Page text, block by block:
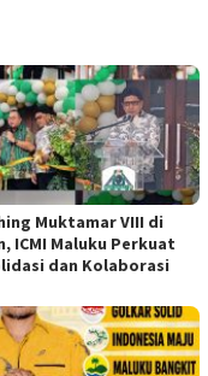
Muktamar VIII di
ICMI Maluku Perkuat
dan Kolaborasi